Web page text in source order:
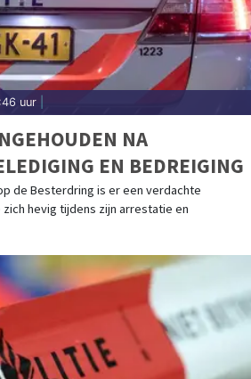
uur
NA
EN BEDREIGING
de Besterdring is er een verdachte
hevig tijdens zijn arrestatie en